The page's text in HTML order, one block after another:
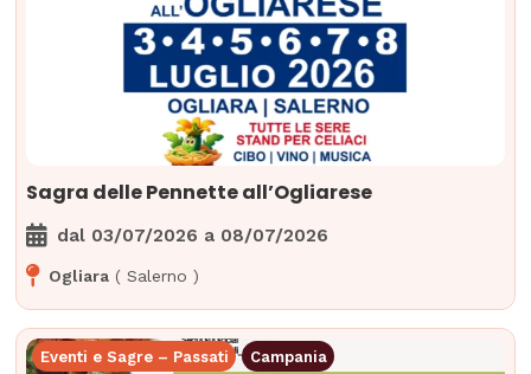
Sagra delle Pennette all’Ogliarese
dal 03/07/2026 a 08/07/2026
Ogliara (Salerno )
Eventi e Sagre – Passati Campania